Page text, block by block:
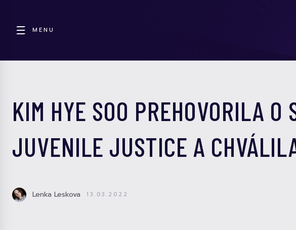
MENU
KIM HYE SOO PREHOVORILA
JUVENILE JUSTICE A
Lenka Leskova 13.03.2022